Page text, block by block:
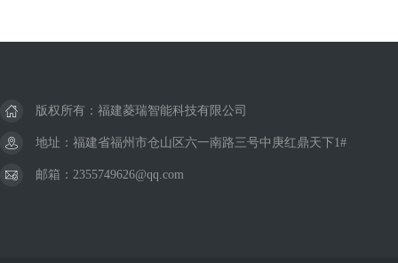
版权所有：福建菱瑞智能科技有限公司
地址：福建省福州市仓山区六一南路三号中庚红鼎天下1#
邮箱：2355749626@qq.com